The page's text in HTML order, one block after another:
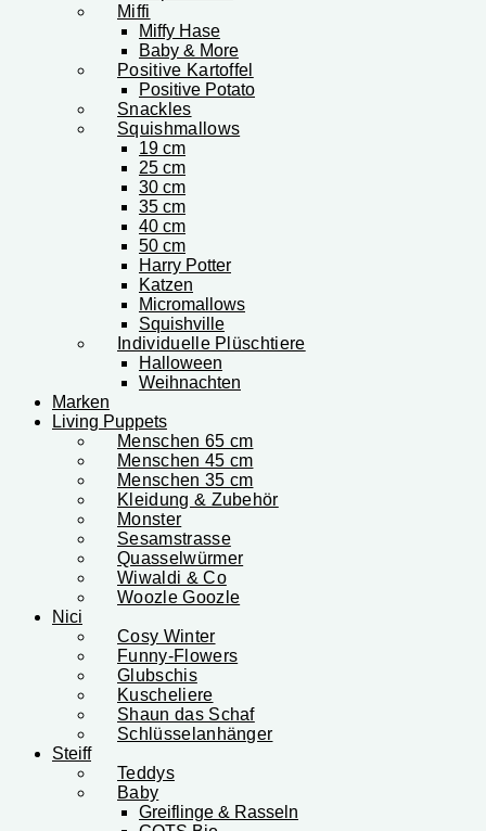
Miffi
Miffy Hase
Baby & More
Positive Kartoffel
Positive Potato
Snackles
Squishmallows
19 cm
25 cm
30 cm
35 cm
40 cm
50 cm
Harry Potter
Katzen
Micromallows
Squishville
Individuelle Plüschtiere
Halloween
Weihnachten
Marken
Living Puppets
Menschen 65 cm
Menschen 45 cm
Menschen 35 cm
Kleidung & Zubehör
Monster
Sesamstrasse
Quasselwürmer
Wiwaldi & Co
Woozle Goozle
Nici
Cosy Winter
Funny-Flowers
Glubschis
Kuscheliere
Shaun das Schaf
Schlüsselanhänger
Steiff
Teddys
Baby
Greiflinge & Rasseln